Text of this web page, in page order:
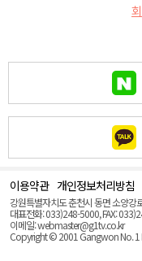
이용약관 개인정보처리방침
강원특별자치도 춘천시 동면 소양강
대표전화: 033)248-5000, FAX:
이메일: webmaster@g1tv.co.kr
Copyright © 2001 Gangwon No. 1